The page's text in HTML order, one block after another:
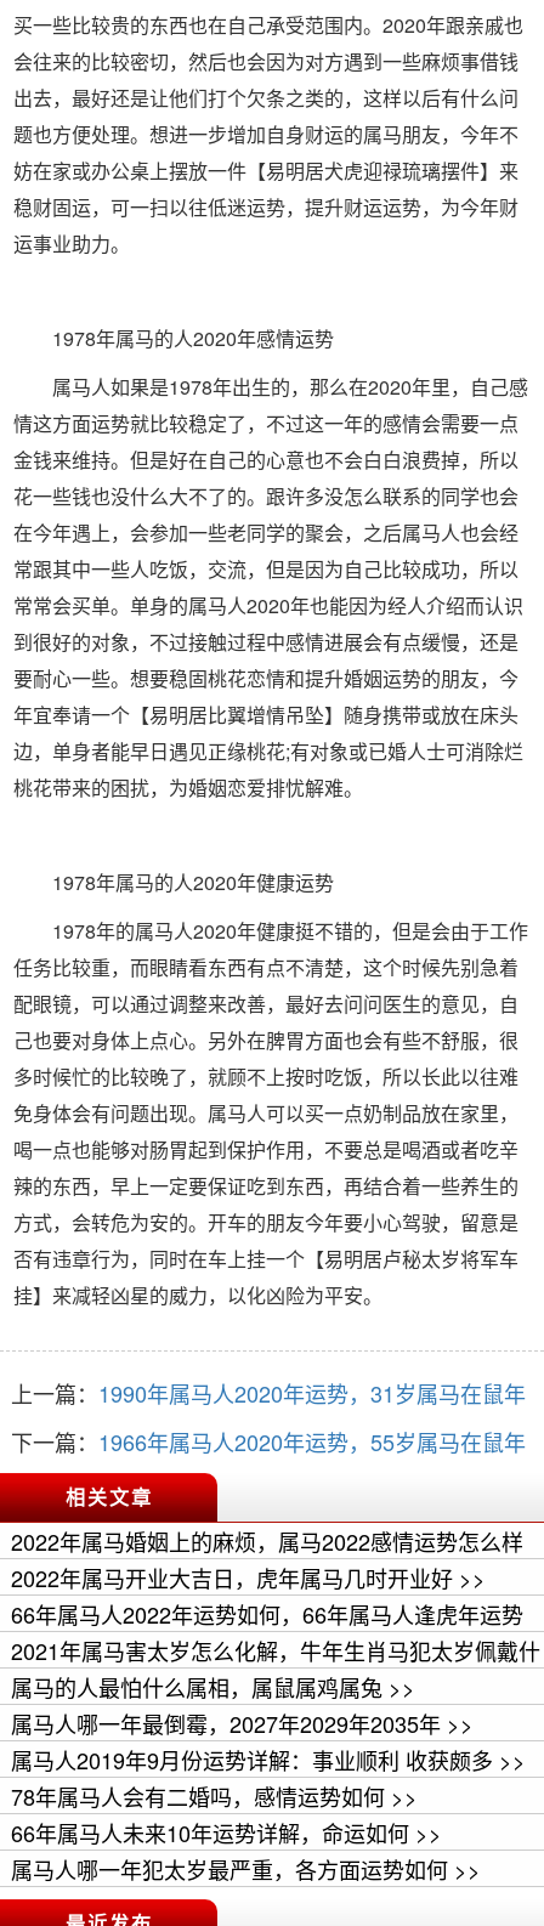
买一些比较贵的东西也在自己承受范围内。2020年跟亲戚也
会往来的比较密切，然后也会因为对方遇到一些麻烦事借钱
出去，最好还是让他们打个欠条之类的，这样以后有什么问
题也方便处理。想进一步增加自身财运的属马朋友，今年不
妨在家或办公桌上摆放一件【易明居犬虎迎禄琉璃摆件】来
稳财固运，可一扫以往低迷运势，提升财运运势，为今年财
运事业助力。
1978年属马的人2020年感情运势
属马人如果是1978年出生的，那么在2020年里，自己感
情这方面运势就比较稳定了，不过这一年的感情会需要一点
金钱来维持。但是好在自己的心意也不会白白浪费掉，所以
花一些钱也没什么大不了的。跟许多没怎么联系的同学也会
在今年遇上，会参加一些老同学的聚会，之后属马人也会经
常跟其中一些人吃饭，交流，但是因为自己比较成功，所以
常常会买单。单身的属马人2020年也能因为经人介绍而认识
到很好的对象，不过接触过程中感情进展会有点缓慢，还是
要耐心一些。想要稳固桃花恋情和提升婚姻运势的朋友，今
年宜奉请一个【易明居比翼增情吊坠】随身携带或放在床头
边，单身者能早日遇见正缘桃花;有对象或已婚人士可消除烂
桃花带来的困扰，为婚姻恋爱排忧解难。
1978年属马的人2020年健康运势
1978年的属马人2020年健康挺不错的，但是会由于工作
任务比较重，而眼睛看东西有点不清楚，这个时候先别急着
配眼镜，可以通过调整来改善，最好去问问医生的意见，自
己也要对身体上点心。另外在脾胃方面也会有些不舒服，很
多时候忙的比较晚了，就顾不上按时吃饭，所以长此以往难
免身体会有问题出现。属马人可以买一点奶制品放在家里，
喝一点也能够对肠胃起到保护作用，不要总是喝酒或者吃辛
辣的东西，早上一定要保证吃到东西，再结合着一些养生的
方式，会转危为安的。开车的朋友今年要小心驾驶，留意是
否有违章行为，同时在车上挂一个【易明居卢秘太岁将军车
挂】来减轻凶星的威力，以化凶险为平安。
上一篇： 1990年属马人2020年运势，31岁属马在鼠年
命运如何
下一篇： 1966年属马人2020年运势，55岁属马在鼠年
命运如何相关文章
2022年属马婚姻上的麻烦，属马2022感情运势怎么样
>>
2022年属马开业大吉日，虎年属马几时开业好 >>
66年属马人2022年运势如何，66年属马人逢虎年运势
>>
2021年属马害太岁怎么化解，牛年生肖马犯太岁佩戴什
么好 >>
属马的人最怕什么属相，属鼠属鸡属兔 >>
属马人哪一年最倒霉，2027年2029年2035年 >>
属马人2019年9月份运势详解：事业顺利 收获颇多 >>
78年属马人会有二婚吗，感情运势如何 >>
66年属马人未来10年运势详解，命运如何 >>
属马人哪一年犯太岁最严重，各方面运势如何 >>